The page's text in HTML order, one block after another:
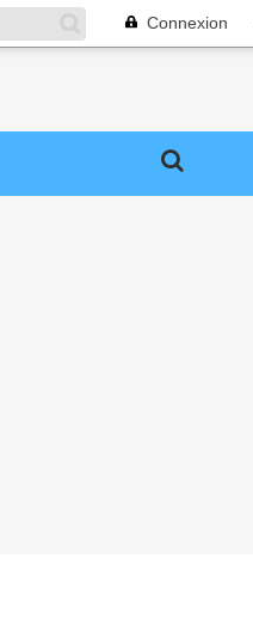
Connexion